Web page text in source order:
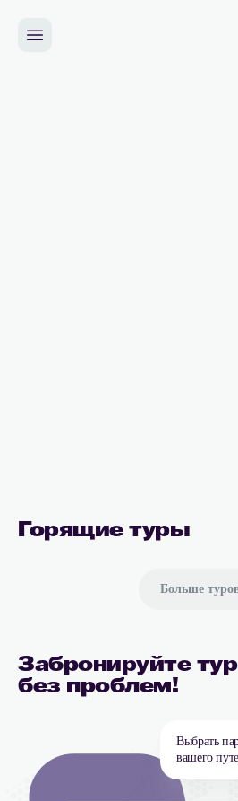
Горящие туры
Больше
Забронируйте
без проблем!
Выбрать
вашего